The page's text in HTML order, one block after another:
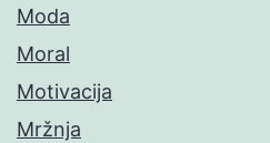
Moda
Moral
Motivacija
Mržnja